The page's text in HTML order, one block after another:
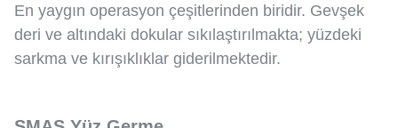
En yaygın operasyon çeşitlerinden biridir. Gevşek
deri ve altındaki dokular sıkılaştırılmakta; yüzdeki
sarkma ve kırışıklıklar giderilmektedir.